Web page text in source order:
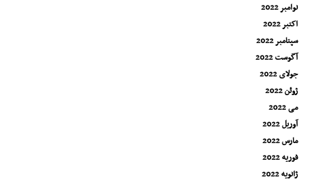
نوامبر 2022
اکتبر 2022
سپتامبر 2022
آگوست 2022
جولای 2022
ژوئن 2022
می 2022
آوریل 2022
مارس 2022
فوریه 2022
ژانویه 2022